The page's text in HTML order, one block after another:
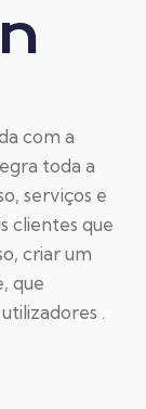
com a
toda a
serviços e
clientes que
criar um
que
.